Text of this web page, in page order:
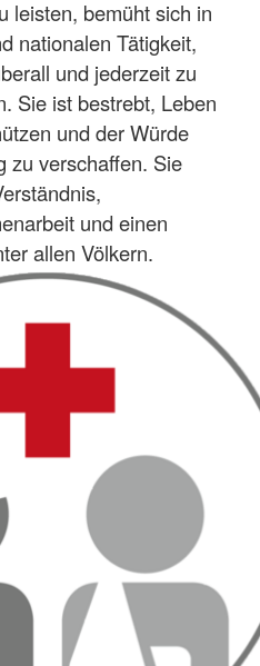
leisten, bemüht sich in
nationalen Tätigkeit,
und jederzeit zu
Sie ist bestrebt, Leben
und der Würde
zu verschaffen. Sie
und einen
allen Völkern.